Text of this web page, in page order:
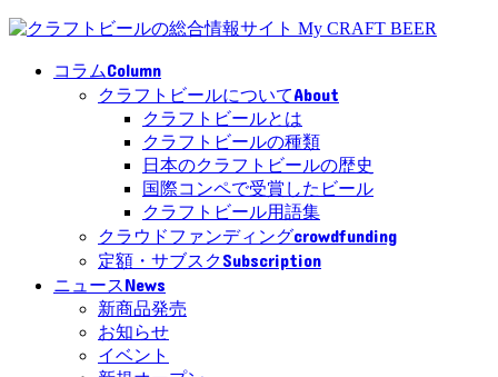
コラムColumn
クラフトビールについてAbout
クラフトビールとは
クラフトビールの種類
日本のクラフトビールの歴史
国際コンペで受賞したビール
クラフトビール用語集
クラウドファンディングcrowdfunding
定額・サブスクSubscription
ニュースNews
新商品発売
お知らせ
イベント